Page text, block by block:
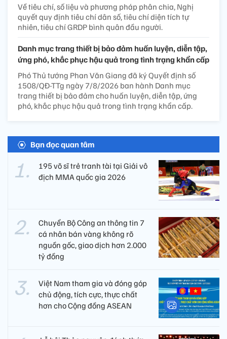
Về tiêu chí, số liệu và phương pháp phân chia, Nghị
quyết quy định tiêu chí dân số, tiêu chí diện tích tự
nhiên, tiêu chí GRDP bình quân đầu người.
Danh mục trang thiết bị bảo đảm huấn luyện, diễn tập,
ứng phó, khắc phục hậu quả trong tình trạng khẩn cấp
Phó Thủ tướng Phan Văn Giang đã ký Quyết định số
1508/QĐ-TTg ngày 7/8/2026 ban hành Danh mục
trang thiết bị bảo đảm cho huấn luyện, diễn tập, ứng
phó, khắc phục hậu quả trong tình trạng khẩn cấp.
Bạn đọc quan tâm
195 võ sĩ trẻ tranh tài tại Giải vô
địch MMA quốc gia 2026
Chuyển Bộ Công an thông tin 7
cá nhân bán vàng không rõ
nguồn gốc, giao dịch hơn 2.000
tỷ đồng
Việt Nam tham gia và đóng góp
chủ động, tích cực, thực chất
hơn cho Cộng đồng ASEAN